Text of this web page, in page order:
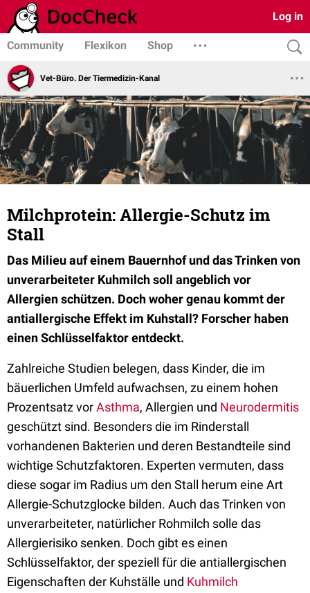
Log in
Community Flexikon Shop
Vet-Büro. Der Tiermedizin-Kanal
Milchprotein: Allergie-Schutz im
Stall
Das Milieu auf einem Bauernhof und das Trinken von
unverarbeiteter Kuhmilch soll angeblich vor
Allergien schützen. Doch woher genau kommt der
antiallergische Effekt im Kuhstall? Forscher haben
einen Schlüsselfaktor entdeckt.
Zahlreiche Studien belegen, dass Kinder, die im
bäuerlichen Umfeld aufwachsen, zu einem hohen
Prozentsatz vorAsthma, Allergien und Neurodermitis
geschützt sind. Besonders die im Rinderstall
vorhandenen Bakterien und deren Bestandteile sind
wichtige Schutzfaktoren. Experten vermuten, dass
diese sogar im Radius um den Stall herum eine Art
Allergie-Schutzglocke bilden. Auch das Trinken von
unverarbeiteter, natürlicher Rohmilch solle das
Allergierisiko senken. Doch gibt es einen
Schlüsselfaktor, der speziell für die antiallergischen
Eigenschaften der Kuhställe und Kuhmilch